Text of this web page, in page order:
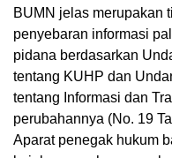
BUMN jelas merupakan
penyebaran informasi
pidana berdasarkan
tentang KUHP dan
tentang Informasi dan
perubahannya (No. 19
Aparat penegak hukum